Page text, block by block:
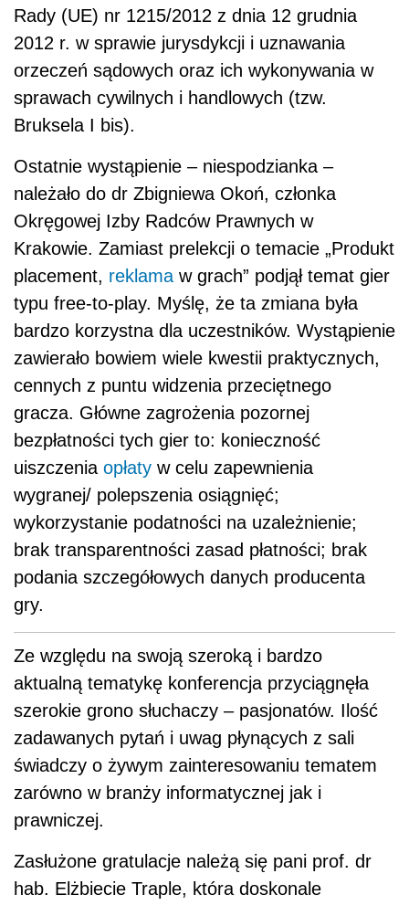
Rady (UE) nr 1215/2012 z dnia 12 grudnia
2012 r. w sprawie jurysdykcji i uznawania
orzeczeń sądowych oraz ich wykonywania w
sprawach cywilnych i handlowych (tzw.
Bruksela I bis).
Ostatnie wystąpienie – niespodzianka –
należało do dr Zbigniewa Okoń, członka
Okręgowej Izby Radców Prawnych w
Krakowie. Zamiast prelekcji o temacie „Produkt
placement, reklamaw grach” podjął temat gier
typu free-to-play. Myślę, że ta zmiana była
bardzo korzystna dla uczestników. Wystąpienie
zawierało bowiem wiele kwestii praktycznych,
cennych z puntu widzenia przeciętnego
gracza. Główne zagrożenia pozornej
bezpłatności tych gier to: konieczność
uiszczenia opłaty w celu zapewnienia
wygranej/ polepszenia osiągnięć;
wykorzystanie podatności na uzależnienie;
brak transparentności zasad płatności; brak
podania szczegółowych danych producenta
gry.
Ze względu na swoją szeroką i bardzo
aktualną tematykę konferencja przyciągnęła
szerokie grono słuchaczy – pasjonatów. Ilość
zadawanych pytań i uwag płynących z sali
świadczy o żywym zainteresowaniu tematem
zarówno w branży informatycznej jak i
prawniczej.
Zasłużone gratulacje należą się pani prof. dr
hab. Elżbiecie Traple, która doskonale